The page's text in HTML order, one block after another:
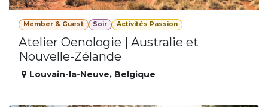
Member & Guest Soir Activités Passion
Atelier Oenologie | Australie et
Nouvelle-Zélande
Louvain-la-Neuve, Belgique